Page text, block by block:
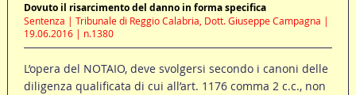
Dovuto il risarcimento del danno in forma specifica
Sentenza | Tribunale di Reggio Calabria, Dott. Giuseppe Campagna |
19.06.2016 | n.1380
L’opera del NOTAIO, deve svolgersi secondo i canoni delle
diligenza qualificata di cui all’art. 1176 comma 2 c.c., non